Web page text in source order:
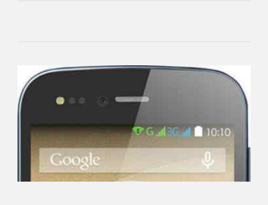
Archos
Armix
Assistant